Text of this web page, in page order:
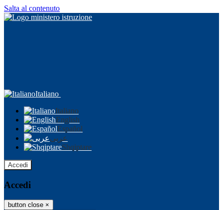
Salta al contenuto
Italiano
Italiano
English
Español
عربى
Shqiptare
Accedi
Accedi
button close ×